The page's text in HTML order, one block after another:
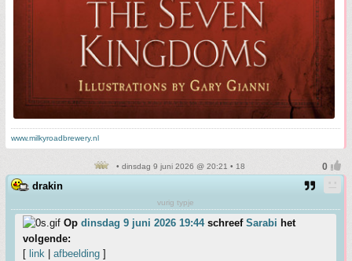
www.milkyroadbrewery.nl
• dinsdag 9 juni 2026 @ 20:21 • 18
drakin
vurig typje
Op dinsdag 9 juni 2026 19:44schreef Sarabi het
volgende:
[ link afbeelding ]